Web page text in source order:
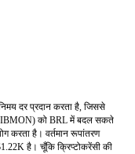
दर प्रदान करता है, जिससे
को BRL में बदल सकते
करता है। वर्तमान रूपांतरण
है। चूँकि क्रिप्टोकरेंसी की